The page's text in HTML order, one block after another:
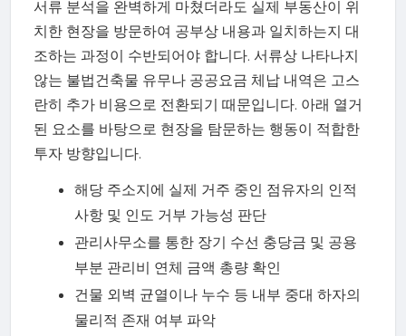
서류 분석을 완벽하게 마쳤더라도 실제 부동산이 위
치한 현장을 방문하여 공부상 내용과 일치하는지 대
조하는 과정이 수반되어야 합니다. 서류상 나타나지
않는 불법건축물 유무나 공공요금 체납 내역은 고스
란히 추가 비용으로 전환되기 때문입니다. 아래 열거
된 요소를 바탕으로 현장을 탐문하는 행동이 적합한
투자 방향입니다.
해당 주소지에 실제 거주 중인 점유자의 인적
사항 및 인도 거부 가능성 판단
관리사무소를 통한 장기 수선 충당금 및 공용
부분 관리비 연체 금액 총량 확인
건물 외벽 균열이나 누수 등 내부 중대 하자의
물리적 존재 여부 파악